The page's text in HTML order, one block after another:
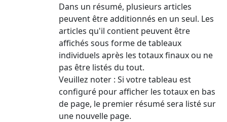
Dans un résumé, plusieurs articles
peuvent être additionnés en un seul. Les
articles qu'il contient peuvent être
affichés sous forme de tableaux
individuels après les totaux finaux ou ne
pas être listés du tout.
Veuillez noter : Si votre tableau est
configuré pour afficher les totaux en bas
de page, le premier résumé sera listé sur
une nouvelle page.